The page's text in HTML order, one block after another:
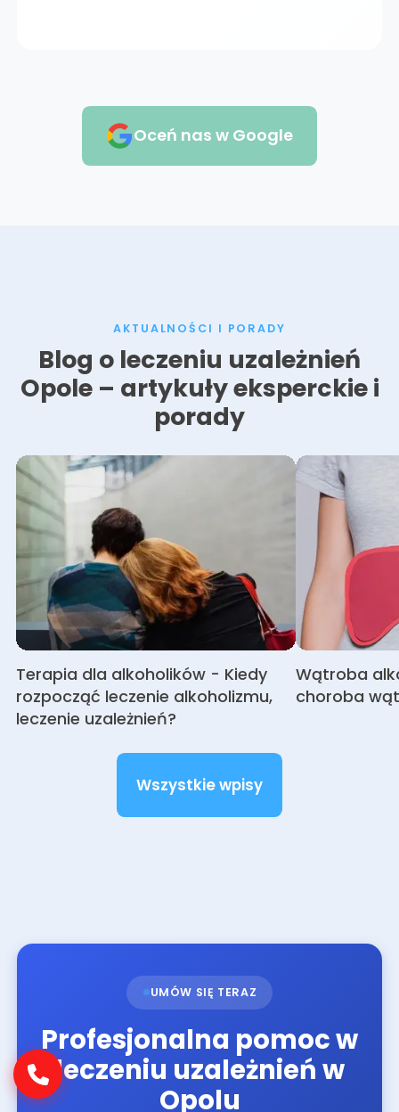
Oceń nas w Google
AKTUALNOŚCI I PORADY
Blog o leczeniu uzależnień
Opole – artykuły eksperckie i
porady
Terapia dla alkoholików - Kiedy
rozpocząć leczenie alkoholizmu,
leczenie uzależnień?
Wątroba
choroba
Wszystkie wpisy
UMÓW SIĘ TERAZ
Profesjonalna pomoc w
leczeniu uzależnień w
Opolu